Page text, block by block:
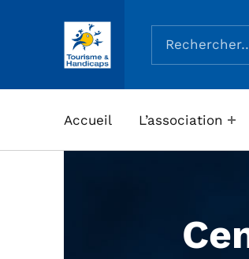
ASSOCIATION TOURISME ET HANDICAPS
Rechercher :
Accueil L’association